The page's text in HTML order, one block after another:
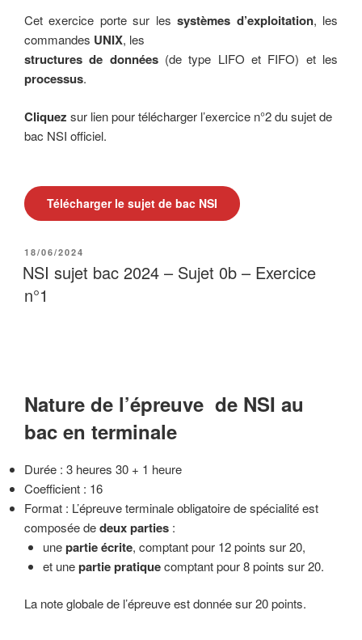
Cet exercice porte sur lessystèmes d’exploitation, les
commandes UNIX, les
structures de données(de type LIFO et FIFO) et les
processus.
Cliquez sur lien pour télécharger l’exercice n°2 du sujet de
bac NSI officiel.
Télécharger le sujet de bac NSI
PUBLIÉ
LE
18/06/2024
NSI sujet bac 2024 – Sujet 0b – Exercice
n°1
Nature de l’épreuve de NSI au
bac en terminale
Durée : 3 heures 30 + 1 heure
Coefficient : 16
Format : L’épreuve terminale obligatoire de spécialité est
composée dedeux parties :
unepartie écrite, comptant pour 12 points sur 20,
et unepartie pratiquecomptant pour 8 points sur 20.
La note globale de l’épreuve est donnée sur 20 points.